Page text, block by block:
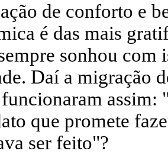
de conforto e
é das mais
sonhou com
Daí a migração
assim:
que promete
ser feito"?